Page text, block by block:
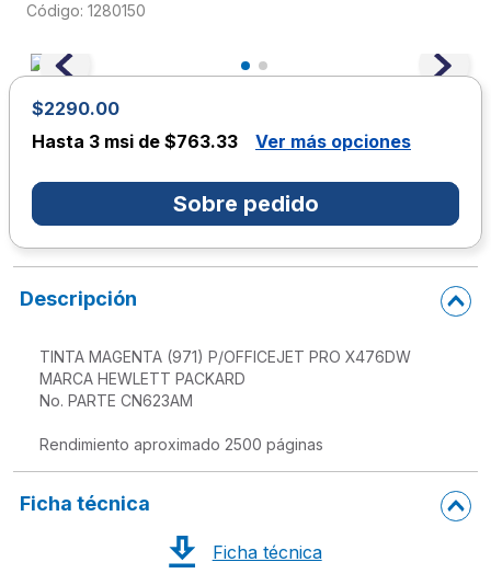
: 1280150
$2290.00
Hasta 3 msi de $763.33 Ver más opciones
Sobre pedido
Descripción
TINTA MAGENTA (971) P/OFFICEJET PRO X476DW
MARCA HEWLETT PACKARD
No. PARTE CN623AM
Rendimiento aproximado 2500 páginas
Ficha técnica
Ficha técnica
colores
6.
boligrafo
7.
escritorio
8.
sacapuntas
9.
lapiz
10